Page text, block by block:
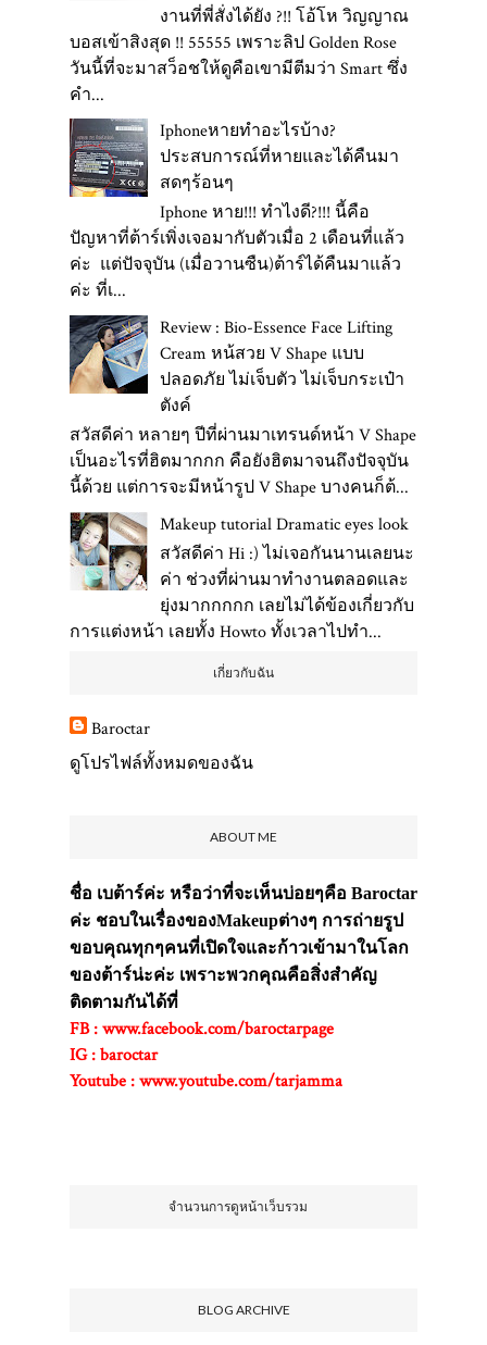
งานที่พี่สั่งได้ยัง ?!! โอ้โห วิญญาณ
บอสเข้าสิงสุด !! 55555 เพราะลิป Golden Rose
วันนี้ที่จะมาสว็อชให้ดูคือเขามีตีมว่า Smart ซึ่ง
คำ...
Iphoneหายทำอะไรบ้าง?
ประสบการณ์ที่หายและได้คืนมา
สดๆร้อนๆ
Iphone หาย!!! ทำไงดี?!!! นี้คือ
ปัญหาที่ต้าร์เพิ่งเจอมากับตัวเมื่อ 2 เดือนที่แล้ว
ค่ะ แต่ปัจจุบัน (เมื่อวานซืน)ต้าร์ได้คืนมาแล้ว
ค่ะ ที่เ...
Review : Bio-Essence Face Lifting
Cream หน้สวย V Shape แบบ
ปลอดภัย ไม่เจ็บตัว ไม่เจ็บกระเป๋า
ตังค์
สวัสดีค่า หลายๆ ปีที่ผ่านมาเทรนด์หน้า V Shape
เป็นอะไรที่ฮิตมากกก คือยังฮิตมาจนถึงปัจจุบัน
นี้ด้วย แต่การจะมีหน้ารูป V Shape บางคนก็ต้...
Makeup tutorial Dramatic eyes look
สวัสดีค่า Hi :) ไม่เจอกันนานเลยนะ
ค่า ช่วงที่ผ่านมาทำงานตลอดและ
ยุ่งมากกกกก เลยไม่ได้ข้องเกี่ยวกับ
การแต่งหน้า เลยทั้ง Howto ทั้งเวลาไปทำ...
เกี่ยวกับฉัน
Baroctar
ดูโปรไฟล์ทั้งหมดของฉัน
ABOUT ME
ชื่อ เบต้าร์ค่ะ หรือว่าที่จะเห็นบ่อยๆคือ Baroctar
ค่ะ ชอบในเรื่องของMakeupต่างๆ การถ่ายรูป
ขอบคุณทุกๆคนที่เปิดใจและก้าวเข้ามาในโลก
ของต้าร์น่ะค่ะ เพราะพวกคุณคือสิ่งสำคัญ
ติดตามกันได้ที่
FB : www.facebook.com/baroctarpage
IG : baroctar
Youtube : www.youtube.com/tarjamma
จำนวนการดูหน้าเว็บรวม
BLOG ARCHIVE